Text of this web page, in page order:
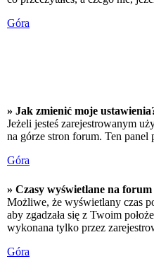
Góra
» Jak zmienić moje
Jeżeli jesteś zarejestrowanym
na górze stron forum. Ten
Góra
» Czasy wyświetlane na forum
Możliwe, że wyświetlany czas
aby zgadzała się z Twoim
wykonana tylko przez
Góra